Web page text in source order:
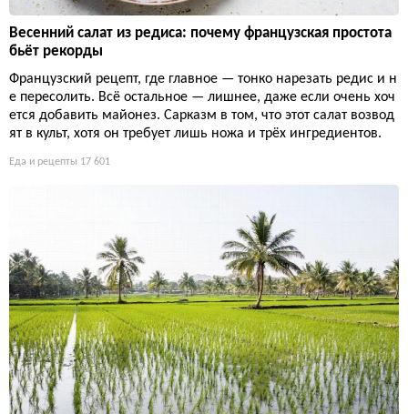
Весенний салат из редиса: почему французская простота
бьёт рекорды
Французский рецепт, где главное — тонко нарезать редис и н
е пересолить. Всё остальное — лишнее, даже если очень хоч
ется добавить майонез. Сарказм в том, что этот салат возвод
ят в культ, хотя он требует лишь ножа и трёх ингредиентов.
Еда и рецепты 17 601